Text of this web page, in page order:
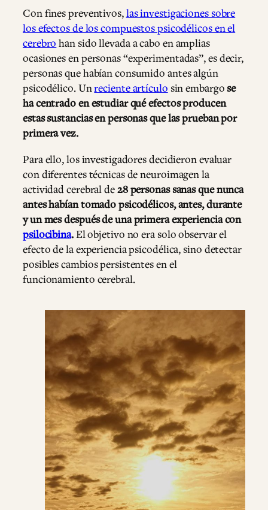
Con fines preventivos,las investigaciones sobre
los efectos de los compuestos psicodélicos en el
cerebro han sido llevada a cabo en amplias
ocasiones en personas “experimentadas”, es decir,
personas que habían consumido antes algún
psicodélico. Unreciente artículo sin embargo se
ha centrado en estudiar qué efectos producen
estas sustancias en personas que las prueban por
primera vez.
Para ello, los investigadores decidieron evaluar
con diferentes técnicas de neuroimagen la
actividad cerebral de28 personas sanasque nunca
antes habían tomado psicodélicos, antes, durante
y un mes después de una primera experiencia con
psilocibina.El objetivo no era solo observar el
efecto de la experiencia psicodélica, sino detectar
posibles cambios persistentes en el
funcionamiento cerebral.